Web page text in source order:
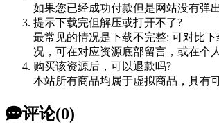
如果您已经成功付款但是网站没有弹
提示下载完但解压或打开不了?
最常见的情况是下载不完整: 可对比
况，可在对应资源底部留言，或在个
购买该资源后，可以退款吗?
本站所有商品均属于虚拟商品，具有
评论(0)